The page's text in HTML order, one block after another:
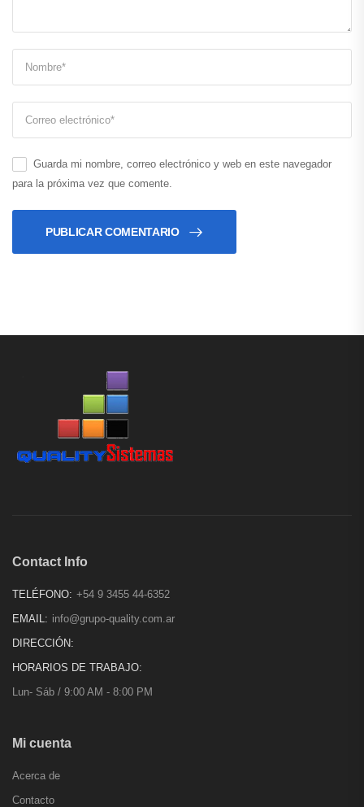
Guarda mi nombre, correo electrónico y web en este navegador
para la próxima vez que comente.
PUBLICAR COMENTARIO
Contact Info
TELÉFONO: +54 9 3455 44-6352
EMAIL: info@grupo-quality.com.ar
DIRECCIÓN:
HORARIOS DE TRABAJO:
Lun- Sáb / 9:00 AM - 8:00 PM
Mi cuenta
Acerca de
Contacto